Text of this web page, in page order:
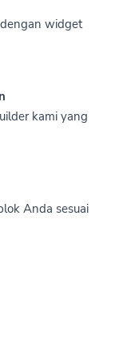
widget
kami yang
Anda sesuai